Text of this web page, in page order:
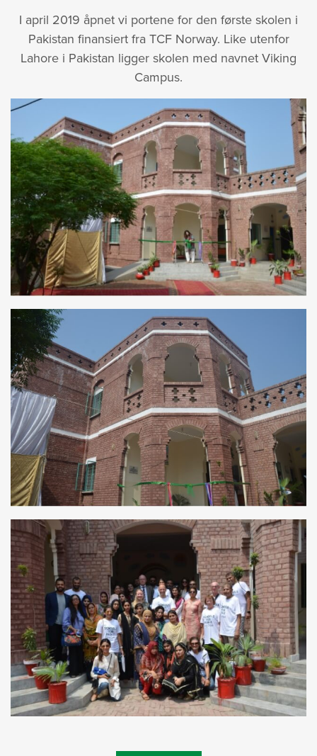
I april 2019 åpnet vi portene for den første skolen i
Pakistan finansiert fra TCF Norway. Like utenfor
Lahore i Pakistan ligger skolen med navnet Viking
Campus.